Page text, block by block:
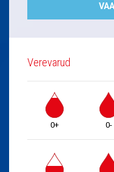
Verevarud
0+ 0-